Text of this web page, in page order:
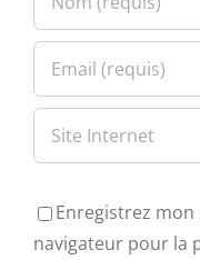
Enregistrez mon
navigateur pour la